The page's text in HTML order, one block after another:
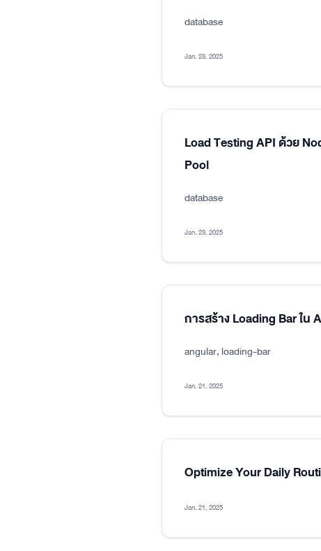
database
Jan. 23, 2025
Load Testing API ด้วย
Pool
database
Jan. 23, 2025
การสร้าง Loading Bar ใน
angular, loading-bar
Jan. 21, 2025
Optimize Your Daily
Jan. 21, 2025